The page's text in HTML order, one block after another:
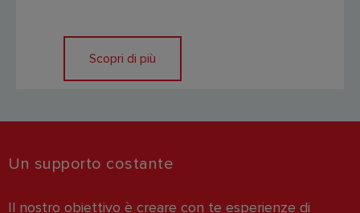
Scopri di più
Un supporto costante
Il nostro obiettivo è creare con te esperienze di